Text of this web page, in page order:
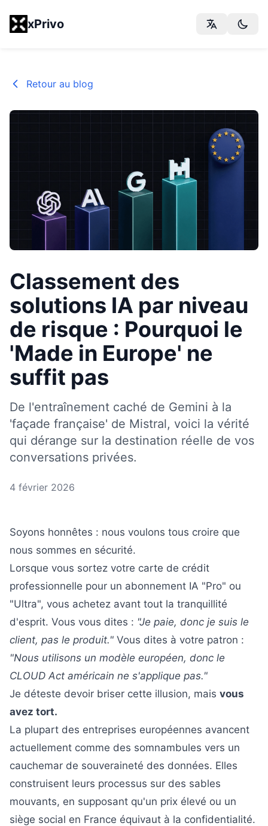
xPrivo
Retour au blog
Classement des
solutions IA par niveau
de risque : Pourquoi le
'Made in Europe' ne
suffit pas
De l'entraînement caché de Gemini à la
'façade française' de Mistral, voici la vérité
qui dérange sur la destination réelle de vos
conversations privées.
4 février 2026
Soyons honnêtes : nous voulons tous croire que
nous sommes en sécurité.
Lorsque vous sortez votre carte de crédit
professionnelle pour un abonnement IA "Pro" ou
"Ultra", vous achetez avant tout la tranquillité
d'esprit. Vous vous dites : "Je paie, donc je suis le
client, pas le produit." Vous dites à votre patron :
"Nous utilisons un modèle européen, donc le
CLOUD Act américain ne s'applique pas."
Je déteste devoir briser cette illusion, mais vous
avez tort.
La plupart des entreprises européennes avancent
actuellement comme des somnambules vers un
cauchemar de souveraineté des données. Elles
construisent leurs processus sur des sables
mouvants, en supposant qu'un prix élevé ou un
siège social en France équivaut à la confidentialité.